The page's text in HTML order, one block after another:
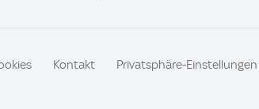
Kontakt Privatsphäre-Einstellungen